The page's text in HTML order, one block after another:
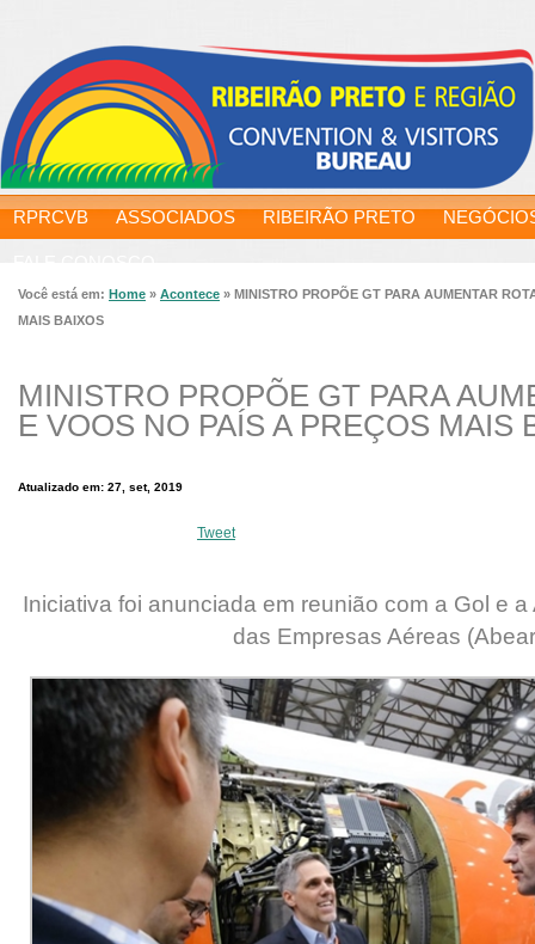
RPRCVB ASSOCIADOS RIBEIRÃO PRETO
Você está em: Home » Acontece » MINISTRO PROPÕE GT PARA AUMENTAR
MAIS BAIXOS
MINISTRO PROPÕE GT PARA
E VOOS NO PAÍS A PREÇOS MAIS
Atualizado em: 27, set, 2019
Tweet
Iniciativa foi anunciada em reunião com a Gol e
das Empresas Aéreas